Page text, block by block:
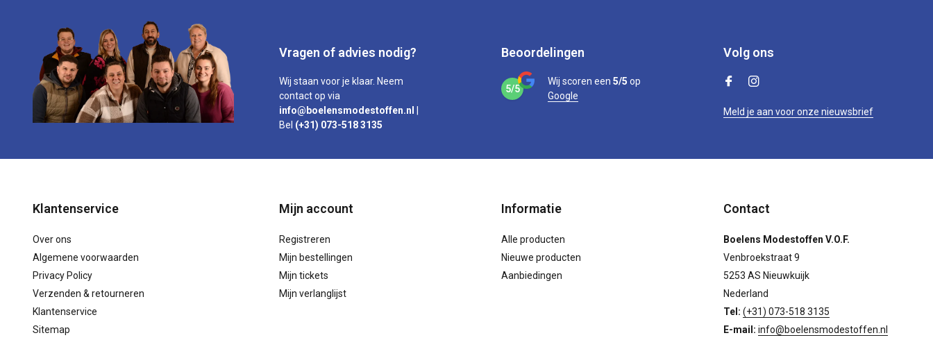
Vragen of advies nodig?
Wij staan voor je klaar. Neem
contact op via
info@boelensmodestoffen.nl
Bel (+31) 073-518 3135
Beoordelingen
5/5
Wij scoren een 5/5 op
Google
Volg ons
Meld je aan voor onze nieuwsbrief
Klantenservice
Over ons
Algemene voorwaarden
Privacy Policy
Verzenden & retourneren
Klantenservice
Sitemap
Mijn account
Registreren
Mijn bestellingen
Mijn tickets
Mijn verlanglijst
Informatie
Alle producten
Nieuwe producten
Aanbiedingen
Contact
Boelens Modestoffen V.O.F.
Venbroekstraat 9
5253 AS Nieuwkuijk
Nederland
Tel: (+31) 073-518 3135
E-mail: info@boelensmodestoffen.nl